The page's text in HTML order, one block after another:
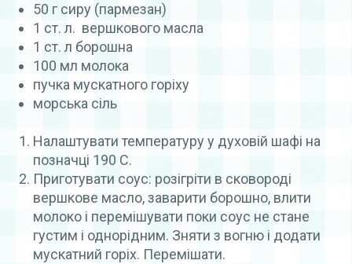
50 г сиру (пармезан)
1 ст. л. вершкового масла
1 ст. л борошна
100 мл молока
пучка мускатного горіху
морська сіль
Налаштувати температуру у духовій шафі на
позначці 190 С.
Приготувати соус: розігріти в сковороді
вершкове масло, заварити борошно, влити
молоко і перемішувати поки соус не стане
густим і однорідним. Зняти з вогню і додати
мускатний горіх. Перемішати.